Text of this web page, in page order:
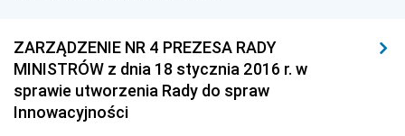
ZARZĄDZENIE NR 4 PREZESA RADY
MINISTRÓW z dnia 18 stycznia 2016 r. w
sprawie utworzenia Rady do spraw
Innowacyjności